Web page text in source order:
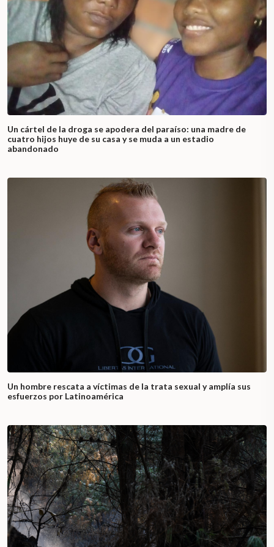
Un cártel de la droga se apodera del paraíso: una madre de
cuatro hijos huye de su casa y se muda a un estadio
abandonado
Un hombre rescata a víctimas de la trata sexual y amplía sus
esfuerzos por Latinoamérica